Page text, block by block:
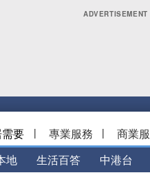
要 | 專業服務 | 商業
地 生活百答 中港台